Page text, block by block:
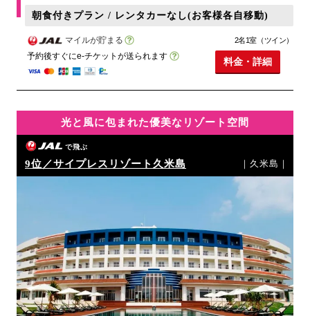
朝食付きプラン / レンタカーなし(お客様各自移動)
マイルが貯まる
予約後すぐにe-チケットが送られます
2名1室（ツイン）
料金・詳細
光と風に包まれた優美なリゾート空間
で飛ぶ
9位／サイプレスリゾート久米島 ｜久米島｜